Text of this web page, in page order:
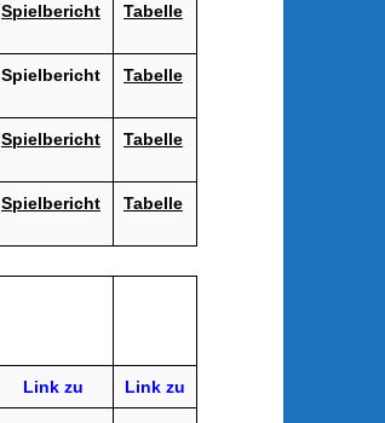
Spielbericht Tabelle
Spielbericht Tabelle
Spielbericht Tabelle
Spielbericht Tabelle
Link zu Link zu